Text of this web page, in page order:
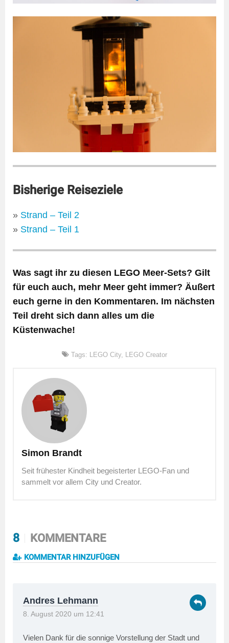
Bisherige Reiseziele
» Strand – Teil 2
» Strand – Teil 1
Was sagt ihr zu diesen LEGO Meer-Sets? Gilt
für euch auch, mehr Meer geht immer? Äußert
euch gerne in den Kommentaren. Im nächsten
Teil dreht sich dann alles um die
Küstenwache!
Tags: LEGO City, LEGO Creator
Simon Brandt
Seit frühester Kindheit begeisterter LEGO-Fan und
sammelt vor allem City und Creator.
8 KOMMENTARE
KOMMENTAR HINZUFÜGEN
Andres Lehmann
8. August 2020 um 12:41
Vielen Dank für die sonnige Vorstellung der Stadt und